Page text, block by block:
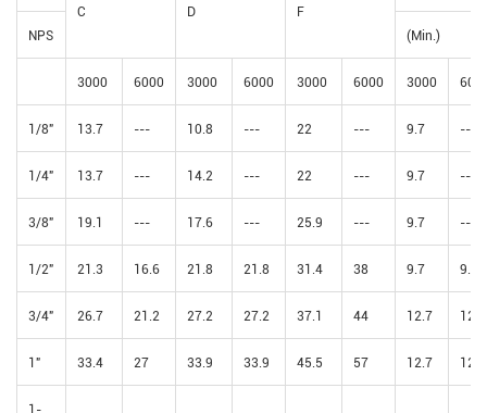
C
D F
NPS (Min.)
3000 6000 3000 6000 3000 6000 3000
1/8" 13.7 --- 10.8 --- 22 --- 9.7 ---
1/4" 13.7 --- 14.2 --- 22 --- 9.7 ---
3/8" 19.1 --- 17.6 --- 25.9 --- 9.7 ---
1/2" 21.3 16.6 21.8 21.8 31.4 38 9.7 9.7
3/4" 26.7 21.2 27.2 27.2 37.1 44 12.7 12.7
1" 33.4 27 33.9 33.9 45.5 57 12.7 12.7
1-